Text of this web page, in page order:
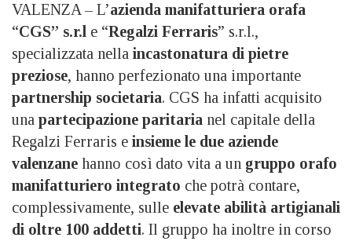
VALENZA – L’azienda manifatturiera orafa
“CGS” s.r.l e “Regalzi Ferraris” s.r.l.,
specializzata nella incastonatura di pietre
preziose, hanno perfezionato una importante
partnership societaria. CGS ha infatti acquisito
una partecipazione paritaria nel capitale della
Regalzi Ferraris e insieme le due aziende
valenzane hanno così dato vita a un gruppo orafo
manifatturiero integrato che potrà contare,
complessivamente, sulle elevate abilità artigianali
di oltre 100 addetti. Il gruppo ha inoltre in corso